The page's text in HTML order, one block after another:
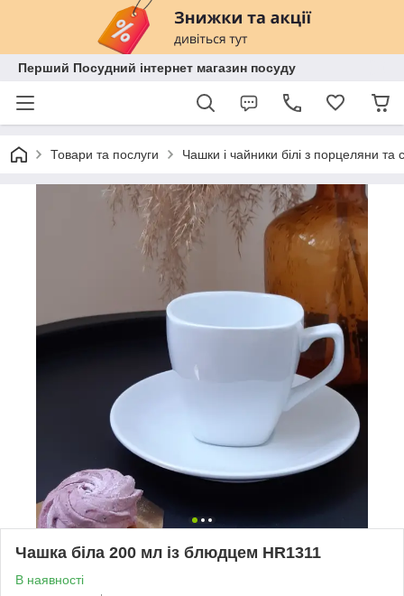
Перший Посудний інтернет магазин посуду
Товари та послуги Чашки і чайники білі з порцеляни та
Чашка біла 200 мл із блюдцем HR1311
В наявності